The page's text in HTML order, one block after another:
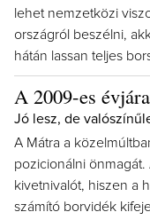
lehet nemzetközi
országról beszélni,
hátán lassan teljes
A 2009-es
Jó lesz, de
A Mátra a
pozicionálni
kivetnivalót, hiszen a
számító borvidék